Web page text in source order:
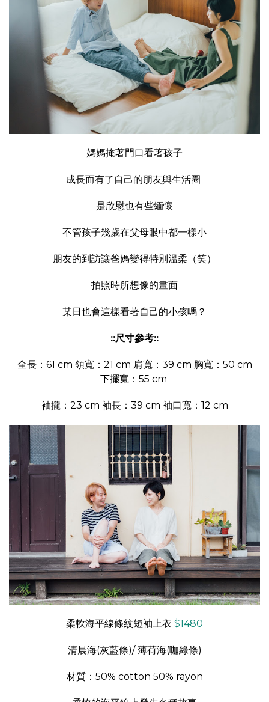
媽媽掩著門口看著孩子
成長而有了自己的朋友與生活圈
是欣慰也有些緬懷
不管孩子幾歲在父母眼中都一樣小
朋友的到訪讓爸媽變得特別溫柔（笑）
拍照時所想像的畫面
某日也會這樣看著自己的小孩嗎？
::尺寸參考::
全長：61 cm 領寬：21 cm 肩寬：39 cm 胸寬：50 cm
下擺寬：55 cm
袖攏：23 cm 袖長：39 cm 袖口寬：12 cm
柔軟海平線條紋短袖上衣 $1480
清晨海(灰藍條)/ 薄荷海(咖綠條)
材質：50% cotton 50% rayon